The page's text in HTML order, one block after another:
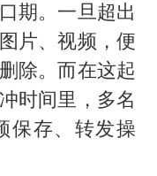
期。一旦超出
片、视频，便
除。而在这起
时间里，多名
保存、转发操